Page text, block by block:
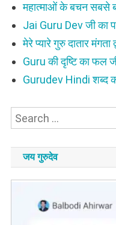
महात्माओं के बचन सबसे
Jai Guru Dev जी का
मेरे प्यारे गुरु दातार
Guru की दृष्टि का फल
Gurudev Hindi शब्द
जय गुरुदेव